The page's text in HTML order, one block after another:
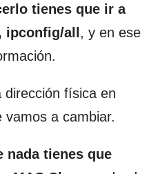
tienes que ir a
ipconfig/all , y en ese
dirección física en
vamos a cambiar.
nada tienes que